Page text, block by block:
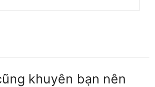
khuyên bạn nên